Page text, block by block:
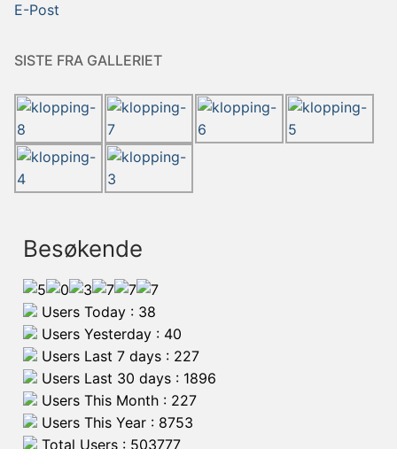
E-Post
SISTE FRA GALLERIET
Besøkende
Users Today : 38
Users Yesterday : 40
Users Last 7 days : 227
Users Last 30 days : 1896
Users This Month : 227
Users This Year : 8753
Total Users : 503777